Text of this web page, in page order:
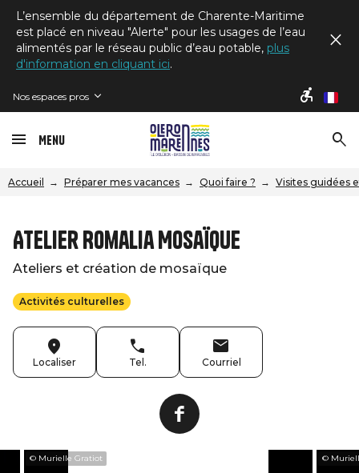
L’ensemble du département de Charente-Maritime
est placé en niveau "Alerte" pour les usages de l’eau
alimentés par le réseau public d’eau potable, plus
d'information en cliquant ici.
Nos espaces pros fr
Menu
Accueil Préparer mes vacances Quoi faire ? Visites guidées
Atelier Romalia Mosaïque
Ateliers et création de mosaïque
Activités culturelles
Localiser Tel. Courriel
© Murielle Gratiot ©